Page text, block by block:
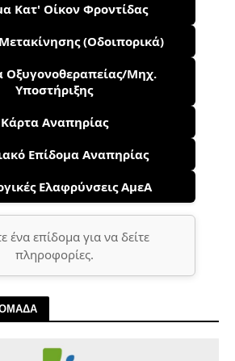
Κατ' Οίκον Φροντίδας
(Οδοιπορικά)
Οξυγονοθεραπείας/Μηχ.
Υποστήριξης
Κάρτα Αναπηρίας
Επίδομα Αναπηρίας
Ελαφρύνσεις ΑμεΑ
ένα επίδομα για να δείτε
πληροφορίες.